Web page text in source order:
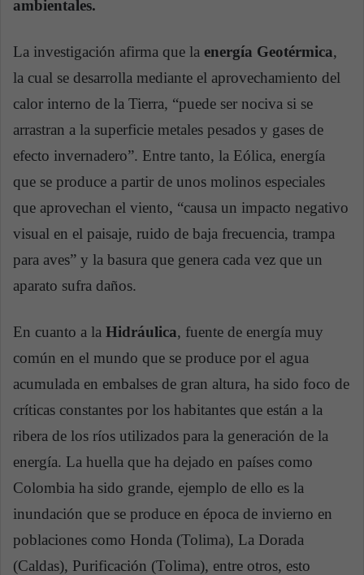
ambientales.
La investigación afirma que la energía Geotérmica,
la cual se desarrolla mediante el aprovechamiento del
calor interno de la Tierra, “puede ser nociva si se
arrastran a la superficie metales pesados y gases de
efecto invernadero”. Entre tanto, la Eólica, energía
que se produce a partir de unos molinos especiales
que aprovechan el viento, “causa un impacto negativo
visual en el paisaje, ruido de baja frecuencia, trampa
para aves” y la basura que genera cada vez que un
aparato sufra daños.
En cuanto a la Hidráulica, fuente de energía muy
común en el mundo que se produce por el agua
acumulada en embalses de gran altura, ha sido foco de
críticas constantes por los habitantes que están a la
ribera de los ríos utilizados para la generación de la
energía. La huella que ha dejado en países como
Colombia ha sido grande, ejemplo de ello es la
inundación que se produce en época de invierno en
poblaciones como Honda (Tolima), La Dorada
(Caldas), Purificación (Tolima), entre otros, esto